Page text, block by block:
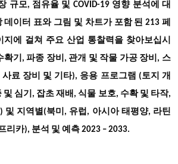
규모, 점유율 및 COVID-19 영향 분석에 대
데이터 표와 그림 및 차트가 포함 된 213 페
지에 걸쳐 주요 산업 통찰력을 찾아보십시
확기, 파종 장비, 관개 및 작물 가공 장비, 스
료 장비 및 기타), 응용 프로그램 (토지 개
심기, 잡초 재배, 식물 보호, 수확 및 타작,
및 지역별(북미, 유럽, 아시아 태평양, 라틴
리카), 분석 및 예측 2023 – 2033.